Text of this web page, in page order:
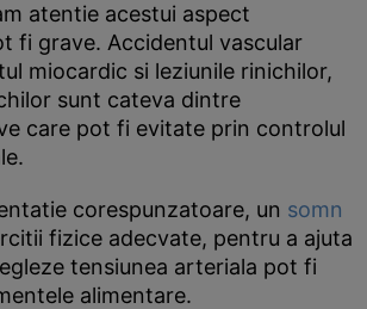
atentie acestui aspect
fi grave. Accidentul vascular
miocardic si leziunile rinichilor,
sunt cateva dintre
care pot fi evitate prin controlul
corespunzatoare, un somn
fizice adecvate, pentru a ajuta
tensiunea arteriala pot fi
alimentare.